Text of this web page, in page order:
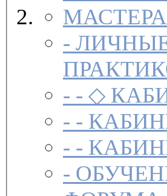
-
- - ◇
- -
- -
-